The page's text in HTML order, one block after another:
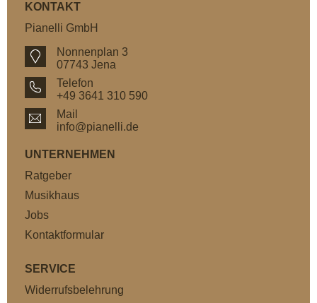
KONTAKT
Pianelli GmbH
Nonnenplan 3
07743 Jena
Telefon
+49 3641 310 590
Mail
info@pianelli.de
UNTERNEHMEN
Ratgeber
Musikhaus
Jobs
Kontaktformular
SERVICE
Widerrufsbelehrung